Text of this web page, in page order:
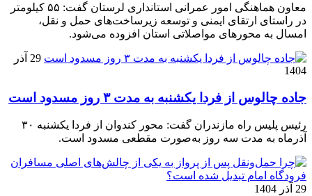
معاون هماهنگی امور عمرانی استانداری لرستان گفت: ۵۵ کیلومتر
در راستای ارتقای ایمنی و توسعه زیرساخت‌های حمل و نقل،
امسال به محورهای مواصلاتی استان افزوده می‌شود.
29 آذر
1404
جاده چالوس از فردا یکشنبه به مدت ۳ روز مسدود است
رئیس پلیس راه مازندران گفت: محور کندوان از فردا یکشنبه ۳۰
آذرماه به مدت سه روز به‌صورت مقطعی مسدود است.
29 آذر 1404